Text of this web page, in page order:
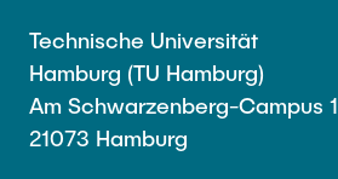
Technische Universität
Hamburg (TU Hamburg)
Am Schwarzenberg-Campus 1
21073 Hamburg